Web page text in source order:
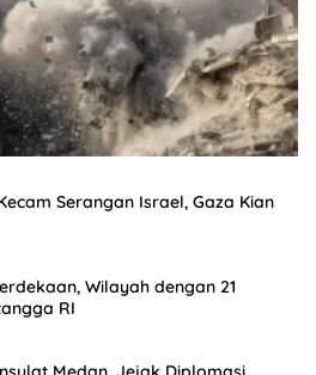
Serangan Israel, Gaza Kian
Wilayah dengan 21
RI